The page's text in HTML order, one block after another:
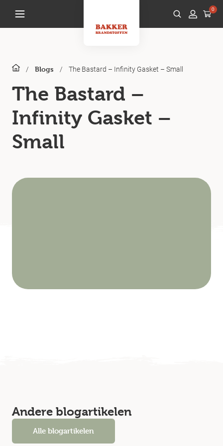
0
/ Blogs / The Bastard – Infinity Gasket – Small
The Bastard –
Infinity Gasket –
Small
Andere blogartikelen
Alle blogartikelen